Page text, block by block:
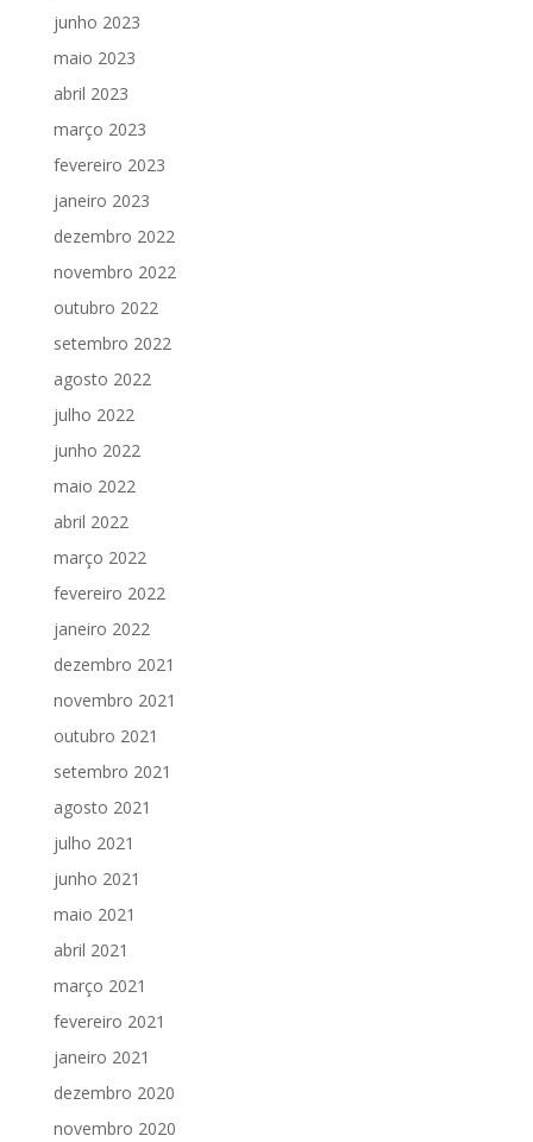
junho 2023
maio 2023
abril 2023
março 2023
fevereiro 2023
janeiro 2023
dezembro 2022
novembro 2022
outubro 2022
setembro 2022
agosto 2022
julho 2022
junho 2022
maio 2022
abril 2022
março 2022
fevereiro 2022
janeiro 2022
dezembro 2021
novembro 2021
outubro 2021
setembro 2021
agosto 2021
julho 2021
junho 2021
maio 2021
abril 2021
março 2021
fevereiro 2021
janeiro 2021
dezembro 2020
novembro 2020